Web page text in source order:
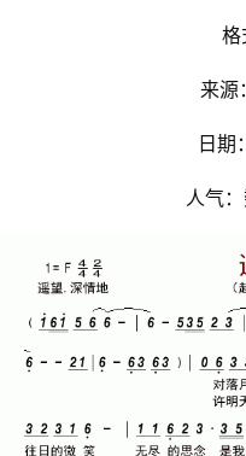
格
来源
日期
人气